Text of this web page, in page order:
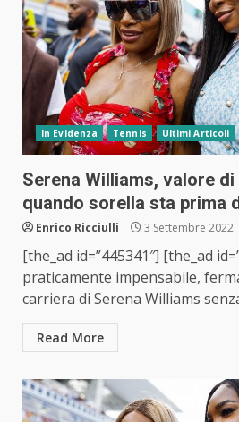
In Evidenza Tennis Ultimi Articoli
Serena Williams, valore di
quando sorella sta prima
Enrico Ricciulli 3 Settembre 2022
[the_ad id=”445341″] [the_ad
praticamente impensabile,
carriera di Serena Williams
Read More